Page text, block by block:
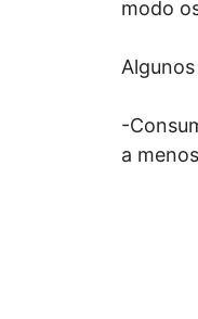
modo
-
a